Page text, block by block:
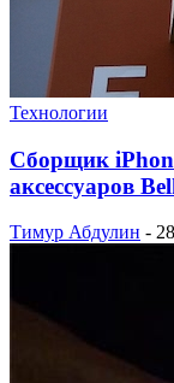
Технологии
Сборщик
аксессуаров
Тимур Абдулин -